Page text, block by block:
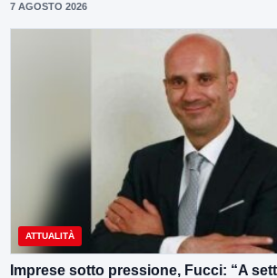
7 AGOSTO 2026
ATTUALITÀ
Imprese sotto pressione, Fucci: “A